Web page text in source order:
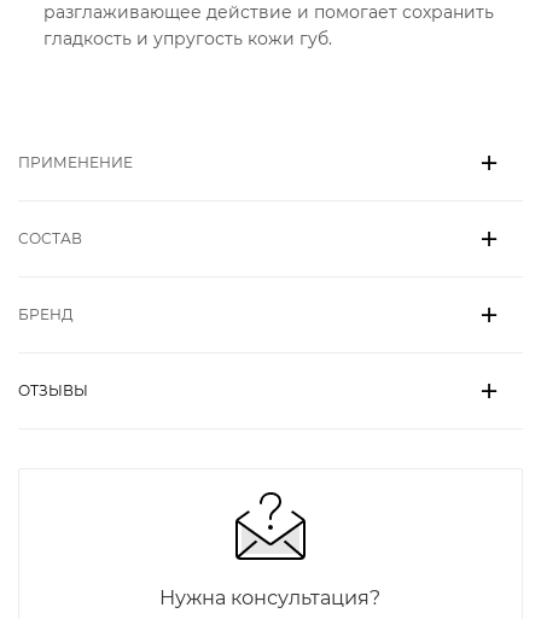
разглаживающее действие и помогает сохранить
гладкость и упругость кожи губ.
ПРИМЕНЕНИЕ
СОСТАВ
БРЕНД
ОТЗЫВЫ
Нужна консультация?